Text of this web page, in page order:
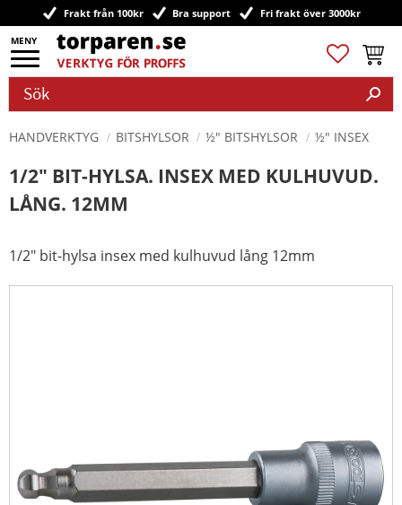
Meny
Frakt från 100kr Bra support Fri frakt över 3000kr
Favoriter
HANDVERKTYG BITSHYLSOR ½" BITSHYLSOR ½" INSEX
1/2" BIT-HYLSA. INSEX MED KULHUVUD.
LÅNG. 12MM
1/2" bit-hylsa insex med kulhuvud lång 12mm